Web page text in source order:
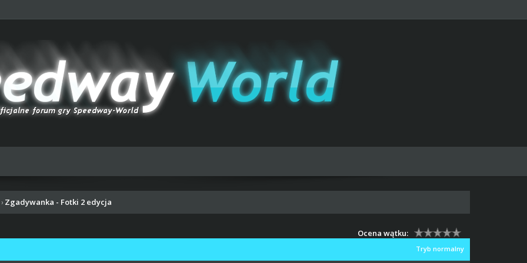
› Zgadywanka - Fotki 2 edycja
Ocena wątku:
Tryb normalny